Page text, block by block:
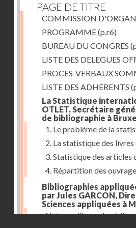
PAGE DE TITRE
COMMISSION
PROGRAMME(p.r6)
BUREAU DU CONGRES
LISTE DES DELEGUES
PROCES-VERBAUX
LISTE DES ADHERENTS
La Statistique
OTLET, Secrétaire
de bibliographie à
1. Le problème de la
2. La statistique des livres
3. Statistique des articles
4. Répartition des
Bibliographies
par Jules GARCON,
Sciences appliquées à
Note sur l'Encyclopédie